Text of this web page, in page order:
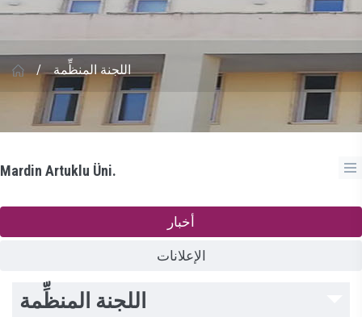
/ اللجنة المنظِّمة
Mardin Artuklu Üni.
أخبار
الإعلانات
اللجنة المنظِّمة